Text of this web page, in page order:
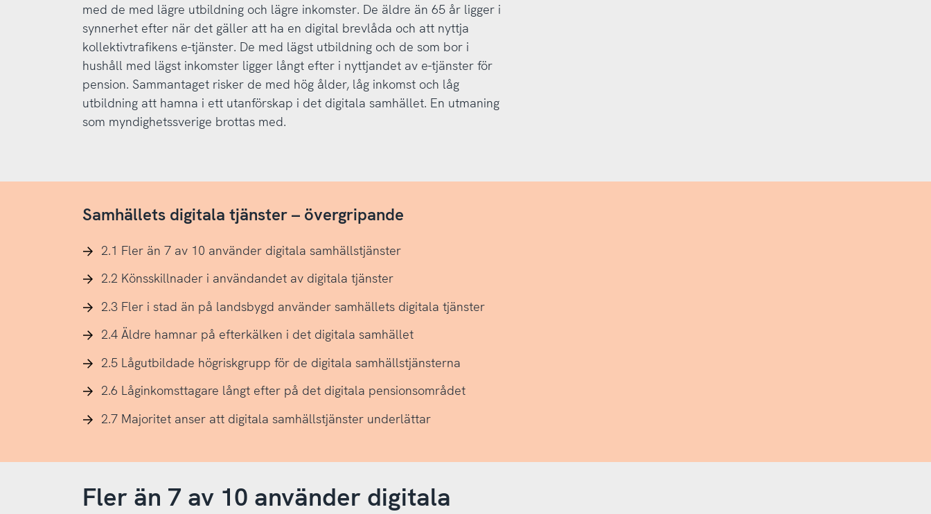
med de med lägre utbildning och lägre inkomster. De äldre än 65 år ligger i
synnerhet efter när det gäller att ha en digital brevlåda och att nyttja
kollektivtrafikens e-tjänster. De med lägst utbildning och de som bor i
hushåll med lägst inkomster ligger långt efter i nyttjandet av e-tjänster för
pension. Sammantaget risker de med hög ålder, låg inkomst och låg
utbildning att hamna i ett utanförskap i det digitala samhället. En utmaning
som myndighetssverige brottas med.
Samhällets digitala tjänster – övergripande
2.1 Fler än 7 av 10 använder digitala samhällstjänster
2.2 Könsskillnader i användandet av digitala tjänster
2.3 Fler i stad än på landsbygd använder samhällets digitala tjänster
2.4 Äldre hamnar på efterkälken i det digitala samhället
2.5 Lågutbildade högriskgrupp för de digitala samhällstjänsterna
2.6 Låginkomsttagare långt efter på det digitala pensionsområdet
2.7 Majoritet anser att digitala samhällstjänster underlättar
Fler än 7 av 10 använder digitala